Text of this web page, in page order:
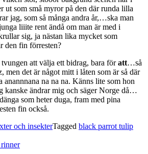
ut som små myror på den där runda lilla
jag, som så många andra år,…ska man
liiite rent ändå om man är med i
sig, ja nästan lika mycket som
den fin förresten?
att välja ett bidrag, bara föratt…så
men det är något mitt i låten som är så där
na na na. Känns lite som hon
kanske ändrar mig och säger Norge då…
som heter duga, fram med pina
fin också.
och insekterTagged black parrot tulip